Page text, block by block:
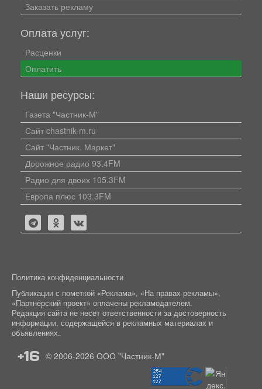
Заказать рекламу
Оплата услуг:
Расценки
Оплатить
Наши ресурсы:
Газета "Частник-М"
Сайт chastnik-m.ru
Сайт "Частник. Маркет"
Дорожное радио 93.4FM
Радио для двоих 105.3FM
Европа плюс 103.3FM
Политика конфиденциальности
Публикации с пометкой «Реклама», «На правах рекламы»,
«Партнёрский проект» оплачены рекламодателем.
Редакция сайта не несет ответственности за достоверность
информации, содержащейся в рекламных материалах и
объявлениях.
+16 © 2006-2026 ООО "Частник-М"